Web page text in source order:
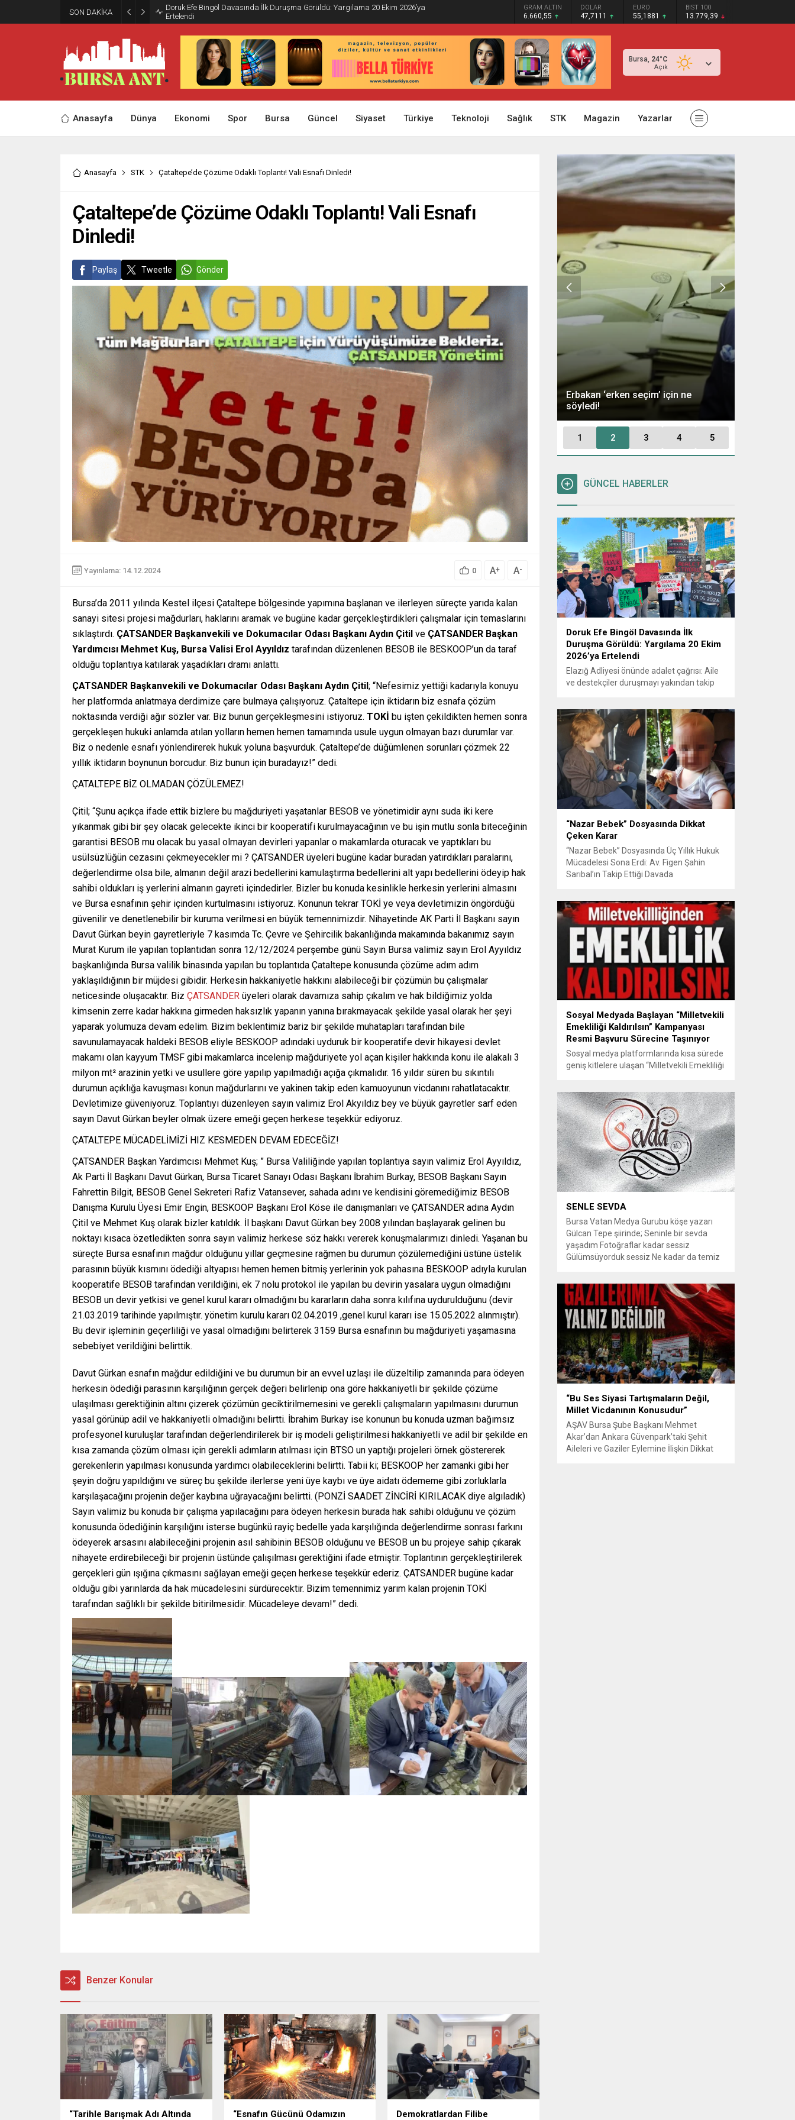
SON DAKİKA
Doruk Efe Bingöl Davasında İlk Duruşma Görüldü: Yargılama 20 Ekim 2026’ya
Ertelendi
GRAM ALTIN
6.660,55
DOLAR
47,7111
EURO
55,1881
BIST 100
13.779,39
Bursa, 24°C
Açık
Anasayfa Dünya Ekonomi Spor Bursa Güncel Siyaset Türkiye Teknoloji Sağlık STK Magazin Yazarlar
Anasayfa STK Çataltepe’de Çözüme Odaklı Toplantı! Vali Esnafı Dinledi!
Çataltepe’de Çözüme Odaklı Toplantı! Vali Esnafı
Dinledi!
Paylaş Tweetle Gönder
Yayınlama: 14.12.2024 0 A+ A-
Bursa’da 2011 yılında Kestel ilçesi Çataltepe bölgesinde yapımına başlanan ve ilerleyen süreçte yarıda kalan
sanayi sitesi projesi mağdurları, haklarını aramak ve bugüne kadar gerçekleştirdikleri çalışmalar için temaslarını
sıklaştırdı. ÇATSANDER Başkanvekili ve Dokumacılar Odası Başkanı Aydın Çitil ve ÇATSANDER Başkan
Yardımcısı Mehmet Kuş, Bursa Valisi Erol Ayyıldız tarafından düzenlenen BESOB ile BESKOOP’un da taraf
olduğu toplantıya katılarak yaşadıkları dramı anlattı.
ÇATSANDER Başkanvekili ve Dokumacılar Odası Başkanı Aydın Çitil; “Nefesimiz yettiği kadarıyla konuyu
her platformda anlatmaya derdimize çare bulmaya çalışıyoruz. Çataltepe için iktidarın biz esnafa çözüm
noktasında verdiği ağır sözler var. Biz bunun gerçekleşmesini istiyoruz. TOKİ bu işten çekildikten hemen sonra
gerçekleşen hukuki anlamda atılan yolların hemen hemen tamamında usule uygun olmayan bazı durumlar var.
Biz o nedenle esnafı yönlendirerek hukuk yoluna başvurduk. Çataltepe’de düğümlenen sorunları çözmek 22
yıllık iktidarın boynunun borcudur. Biz bunun için buradayız!” dedi.
ÇATALTEPE BİZ OLMADAN ÇÖZÜLEMEZ!
Çitil; “Şunu açıkça ifade ettik bizlere bu mağduriyeti yaşatanlar BESOB ve yönetimidir aynı suda iki kere
yıkanmak gibi bir şey olacak gelecekte ikinci bir kooperatifi kurulmayacağının ve bu işin mutlu sonla biteceğinin
garantisi BESOB mu olacak bu yasal olmayan devirleri yapanlar o makamlarda oturacak ve yaptıkları bu
usülsüzlüğün cezasını çekmeyecekler mi ? ÇATSANDER üyeleri bugüne kadar buradan yatırdıkları paralarını,
değerlendirme olsa bile, almanın değil arazi bedellerini kamulaştırma bedellerini alt yapı bedellerini ödeyip hak
sahibi oldukları iş yerlerini almanın gayreti içindedirler. Bizler bu konuda kesinlikle herkesin yerlerini almasını
ve Bursa esnafının şehir içinden kurtulmasını istiyoruz. Konunun tekrar TOKİ ye veya devletimizin öngördüğü
güvenilir ve denetlenebilir bir kuruma verilmesi en büyük temennimizdir. Nihayetinde AK Parti İl Başkanı sayın
Davut Gürkan beyin gayretleriyle 7 kasımda Tc. Çevre ve Şehircilik bakanlığında makamında bakanımız sayın
Murat Kurum ile yapılan toplantıdan sonra 12/12/2024 perşembe günü Sayın Bursa valimiz sayın Erol Ayyıldız
başkanlığında Bursa valilik binasında yapılan bu toplantıda Çataltepe konusunda çözüme adım adım
yaklaşıldığının bir müjdesi gibidir. Herkesin hakkaniyetle hakkını alabileceği bir çözümün bu çalışmalar
neticesinde oluşacaktır. Biz ÇATSANDER üyeleri olarak davamıza sahip çıkalım ve hak bildiğimiz yolda
kimsenin zerre kadar hakkına girmeden haksızlık yapanın yanına bırakmayacak şekilde yasal olarak her şeyi
yaparak yolumuza devam edelim. Bizim beklentimiz bariz bir şekilde muhatapları tarafından bile
savunulamayacak haldeki BESOB eliyle BESKOOP adındaki uyduruk bir kooperatife devir hikayesi devlet
makamı olan kayyum TMSF gibi makamlarca incelenip mağduriyete yol açan kişiler hakkında konu ile alakalı 3
milyon mt² arazinin yetki ve usullere göre yapılıp yapılmadığı açığa çıkmalıdır. 16 yıldır süren bu sıkıntılı
durumun açıklığa kavuşması konun mağdurlarını ve yakinen takip eden kamuoyunun vicdanını rahatlatacaktır.
Devletimize güveniyoruz. Toplantıyı düzenleyen sayın valimiz Erol Akyıldız bey ve büyük gayretler sarf eden
sayın Davut Gürkan beyler olmak üzere emeği geçen herkese teşekkür ediyoruz.
ÇATALTEPE MÜCADELİMİZİ HIZ KESMEDEN DEVAM EDECEĞİZ!
ÇATSANDER Başkan Yardımcısı Mehmet Kuş; ” Bursa Valiliğinde yapılan toplantıya sayın valimiz Erol Ayyıldız,
Ak Parti İl Başkanı Davut Gürkan, Bursa Ticaret Sanayı Odası Başkanı İbrahim Burkay, BESOB Başkanı Sayın
Fahrettin Bilgit, BESOB Genel Sekreteri Rafiz Vatansever, sahada adını ve kendisini göremediğimiz BESOB
Danışma Kurulu Üyesi Emir Engin, BESKOOP Başkanı Erol Köse ile danışmanları ve ÇATSANDER adına Aydın
Çitil ve Mehmet Kuş olarak bizler katıldık. İl başkanı Davut Gürkan bey 2008 yılından başlayarak gelinen bu
noktayı kısaca özetledikten sonra sayın valimiz herkese söz hakkı vererek konuşmalarımızı dinledi. Yaşanan bu
süreçte Bursa esnafının mağdur olduğunu yıllar geçmesine rağmen bu durumun çözülemediğini üstüne üstelik
parasının büyük kısmını ödediği altyapısı hemen hemen bitmiş yerlerinin yok pahasına BESKOOP adıyla kurulan
kooperatife BESOB tarafından verildiğini, ek 7 nolu protokol ile yapılan bu devirin yasalara uygun olmadığını
BESOB un devir yetkisi ve genel kurul kararı olmadığını bu kararların daha sonra kılıfına uydurulduğunu (devir
21.03.2019 tarihinde yapılmıştır. yönetim kurulu kararı 02.04.2019 ,genel kurul kararı ise 15.05.2022 alınmıştır).
Bu devir işleminin geçerliliği ve yasal olmadığını belirterek 3159 Bursa esnafının bu mağduriyeti yaşamasına
sebebiyet verildiğini belirttik.
Davut Gürkan esnafın mağdur edildiğini ve bu durumun bir an evvel uzlaşı ile düzeltilip zamanında para ödeyen
herkesin ödediği parasının karşılığının gerçek değeri belirlenip ona göre hakkaniyetli bir şekilde çözüme
ulaşılması gerektiğinin altını çizerek çözümün geciktirilmemesini ve gerekli çalışmaların yapılmasını durumun
yasal görünüp adil ve hakkaniyetli olmadığını belirtti. İbrahim Burkay ise konunun bu konuda uzman bağımsız
profesyonel kuruluşlar tarafından değerlendirilerek bir iş modeli geliştirilmesi hakkaniyetli ve adil bir şekilde en
kısa zamanda çözüm olması için gerekli adımların atılması için BTSO un yaptığı projeleri örnek göstererek
gerekenlerin yapılması konusunda yardımcı olabileceklerini belirtti. Tabii ki; BESKOOP her zamanki gibi her
şeyin doğru yapıldığını ve süreç bu şekilde ilerlerse yeni üye kaybı ve üye aidatı ödememe gibi zorluklarla
karşılaşacağını projenin değer kaybına uğrayacağını belirtti. (PONZİ SAADET ZİNCİRİ KIRILACAK diye algıladık)
Sayın valimiz bu konuda bir çalışma yapılacağını para ödeyen herkesin burada hak sahibi olduğunu ve çözüm
konusunda ödediğinin karşılığını isterse bugünkü rayiç bedelle yada karşılığında değerlendirme sonrası farkını
ödeyerek arsasını alabileceğini projenin asıl sahibinin BESOB olduğunu ve BESOB un bu projeye sahip çıkarak
nihayete erdirebileceği bir projenin üstünde çalışılması gerektiğini ifade etmiştir. Toplantının gerçekleştirilerek
gerçekleri gün ışığına çıkmasını sağlayan emeği geçen herkese teşekkür ederiz. ÇATSANDER bugüne kadar
olduğu gibi yarınlarda da hak mücadelesini sürdürecektir. Bizim temennimiz yarım kalan projenin TOKİ
tarafından sağlıklı bir şekilde bitirilmesidir. Mücadeleye devam!” dedi.
Benzer Konular
“Tarihle Barışmak Adı Altında “Esnafın Gücünü Odamızın Demokratlardan Filibe
“Engellilik Bir Eksiklik Değil,
Adalet Meselesidir”
Erbakan ‘erken seçim’ için ne
söyledi!
1 2 3 4 5
GÜNCEL HABERLER
Doruk Efe Bingöl Davasında İlk
Duruşma Görüldü: Yargılama 20 Ekim
2026’ya Ertelendi
Elazığ Adliyesi önünde adalet çağrısı: Aile
ve destekçiler duruşmayı yakından takip
soruşturması kapsamında açılan davanın
ilk duruşması Elazığ 2. Ağır Ceza
Mahkemesi’nde görüldü. Kamuoyunun
yakından takip ettiği davanın ilk duruşması
öncesinde, Doruk Efe Bingöl’ün ailesine
destek olmak isteyen çok...
“Nazar Bebek” Dosyasında Dikkat
Çeken Karar
“Nazar Bebek” Dosyasında Üç Yıllık Hukuk
Mücadelesi Sona Erdi: Av. Figen Şahin
Sarıbal’ın Takip Ettiği Davada
Türkiye’de uluslararası hukuk boyutlarıyla
görüldü BURSA – Avusturya’da başlayan
ve Türkiye’de yaklaşık üç yıl boyunca
devam eden “Nazar Bebek” dosyasında
yargılama süreci tamamlandı. Bursa 3.
Aile...
Sosyal Medyada Başlayan “Milletvekili
Emekliliği Kaldırılsın” Kampanyası
Resmi Başvuru Sürecine Taşınıyor
Sosyal medya platformlarında kısa sürede
geniş kitlelere ulaşan “Milletvekili Emekliliği
vatandaşlar, milletvekillerine tanınan
emeklilik haklarının yeniden düzenlenmesi
talebiyle TBMM Dilekçe Komisyonu ve
Cumhurbaşkanlığı İletişim Merkezi
(CİMER) üzerinden resmi başvurular
yapılması çağrısında bulunuyor. Son
dönemde sosyal medya platformlarında
en çok konuşulan konular arasında...
SENLE SEVDA
Bursa Vatan Medya Gurubu köşe yazarı
Gülcan Tepe şiirinde; Seninle bir sevda
yaşadım Fotoğraflar kadar sessiz
Gülümsüyorduk sessiz Ne kadar da temiz
bakışın yetiyordu gözlerime Dünyayı
tutturmaya ben de Kalbim Sen Diye çırpınıp
duruyordu Zamana yarışıyordu inat Hayata
Senle...
“Bu Ses Siyasi Tartışmaların Değil,
Millet Vicdanının Konusudur”
AŞAV Bursa Şube Başkanı Mehmet
Akar’dan Ankara Güvenpark’taki Şehit
Aileleri ve Gaziler Eylemine İlişkin Dikkat